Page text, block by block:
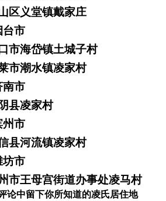
区义堂镇戴家庄
台市
市海岱镇土城子村
市潮水镇凌家村
南市
县凌家村
州市
县河流镇凌家村
坊市
市王母宫街道办事处凌马村
论中留下你所知道的凌氏居住地